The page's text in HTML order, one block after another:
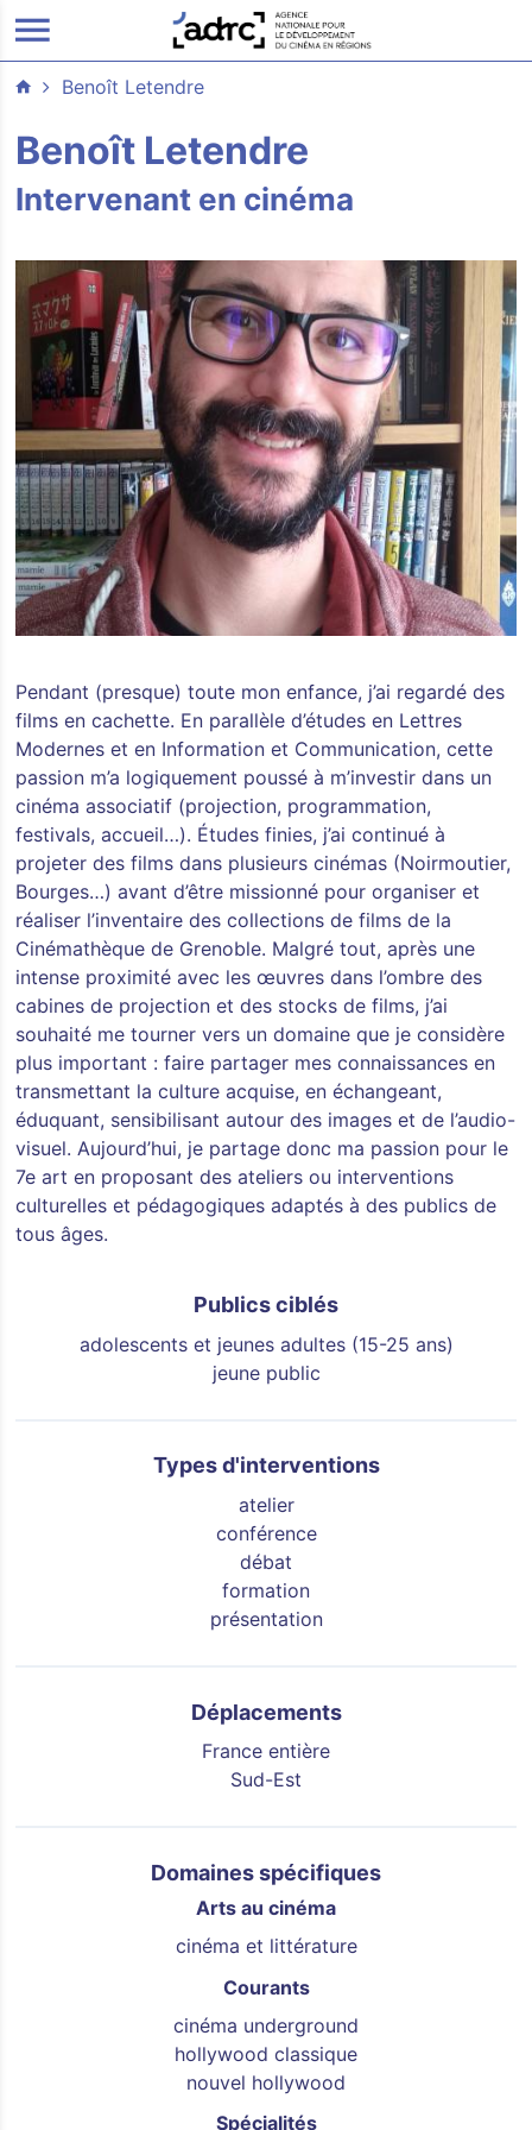
ALLER AU CONTENU PRINCIPAL
Benoît Letendre
Benoît Letendre
Intervenant en cinéma
Pendant (presque) toute mon enfance, j’ai regardé des
films en cachette. En parallèle d’études en Lettres
Modernes et en Information et Communication, cette
passion m’a logiquement poussé à m’investir dans un
cinéma associatif (projection, programmation,
festivals, accueil…). Études finies, j’ai continué à
projeter des films dans plusieurs cinémas (Noirmoutier,
Bourges…) avant d’être missionné pour organiser et
réaliser l’inventaire des collections de films de la
Cinémathèque de Grenoble. Malgré tout, après une
intense proximité avec les œuvres dans l’ombre des
cabines de projection et des stocks de films, j’ai
souhaité me tourner vers un domaine que je considère
plus important : faire partager mes connaissances en
transmettant la culture acquise, en échangeant,
éduquant, sensibilisant autour des images et de l’audio-
visuel. Aujourd’hui, je partage donc ma passion pour le
7e art en proposant des ateliers ou interventions
culturelles et pédagogiques adaptés à des publics de
tous âges.
Publics ciblés
adolescents et jeunes adultes (15-25 ans)
jeune public
Types d'interventions
atelier
conférence
débat
formation
présentation
Déplacements
France entière
Sud-Est
Domaines spécifiques
Arts au cinéma
cinéma et littérature
Courants
cinéma underground
hollywood classique
nouvel hollywood
Spécialités